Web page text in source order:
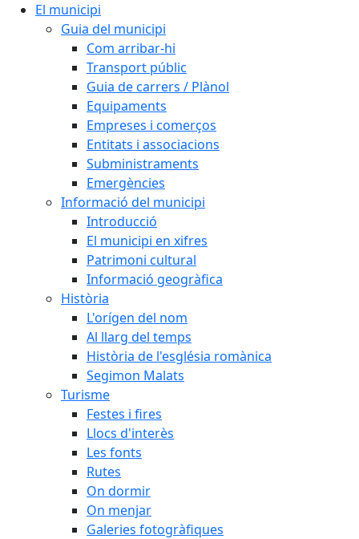
El municipi
Guia del municipi
Com arribar-hi
Transport públic
Guia de carrers / Plànol
Equipaments
Empreses i comerços
Entitats i associacions
Subministraments
Emergències
Informació del municipi
Introducció
El municipi en xifres
Patrimoni cultural
Informació geogràfica
Història
L'orígen del nom
Al llarg del temps
Història de l'església romànica
Segimon Malats
Turisme
Festes i fires
Llocs d'interès
Les fonts
Rutes
On dormir
On menjar
Galeries fotogràfiques